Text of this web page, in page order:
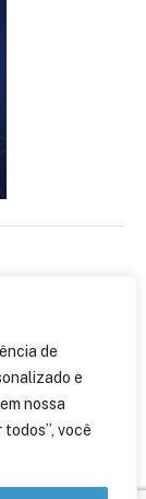
de
e
nossa
você